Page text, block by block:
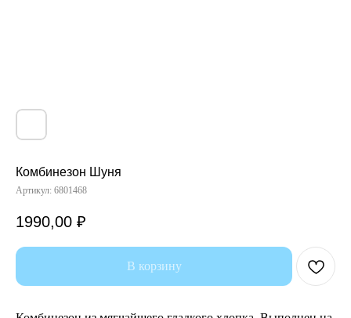
Комбинезон Шуня
Артикул: 6801468
1990,00 ₽
В корзину